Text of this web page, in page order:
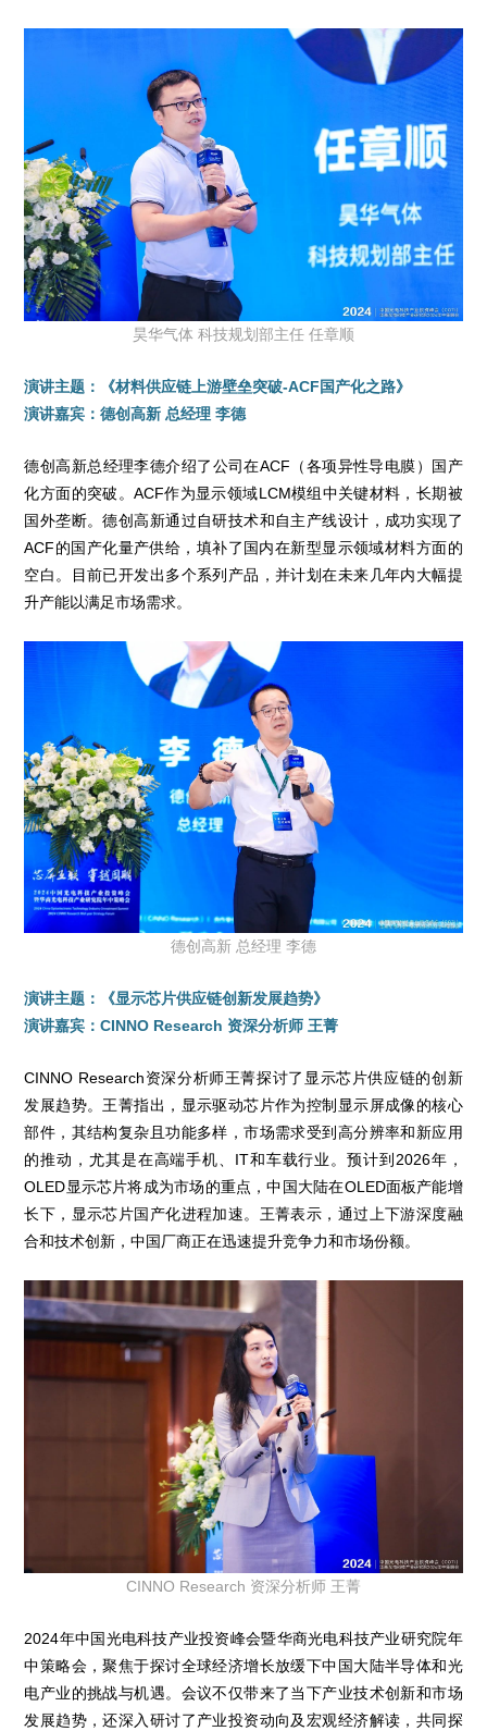
昊华气体 科技规划部主任 任章顺
演讲主题：《材料供应链上游壁垒突破-ACF国产化之路》
演讲嘉宾：德创高新 总经理 李德
德创高新总经理李德介绍了公司在ACF（各项异性导电膜）国产
化方面的突破。ACF作为显示领域LCM模组中关键材料，长期被
国外垄断。德创高新通过自研技术和自主产线设计，成功实现了
ACF的国产化量产供给，填补了国内在新型显示领域材料方面的
空白。目前已开发出多个系列产品，并计划在未来几年内大幅提
升产能以满足市场需求。
德创高新 总经理 李德
演讲主题：《显示芯片供应链创新发展趋势》
演讲嘉宾：CINNO Research 资深分析师 王菁
CINNO Research资深分析师王菁探讨了显示芯片供应链的创新
发展趋势。王菁指出，显示驱动芯片作为控制显示屏成像的核心
部件，其结构复杂且功能多样，市场需求受到高分辨率和新应用
的推动，尤其是在高端手机、IT和车载行业。预计到2026年，
OLED显示芯片将成为市场的重点，中国大陆在OLED面板产能增
长下，显示芯片国产化进程加速。王菁表示，通过上下游深度融
合和技术创新，中国厂商正在迅速提升竞争力和市场份额。
CINNO Research 资深分析师 王菁
2024年中国光电科技产业投资峰会暨华商光电科技产业研究院年
中策略会，聚焦于探讨全球经济增长放缓下中国大陆半导体和光
电产业的挑战与机遇。会议不仅带来了当下产业技术创新和市场
发展趋势，还深入研讨了产业投资动向及宏观经济解读，共同探